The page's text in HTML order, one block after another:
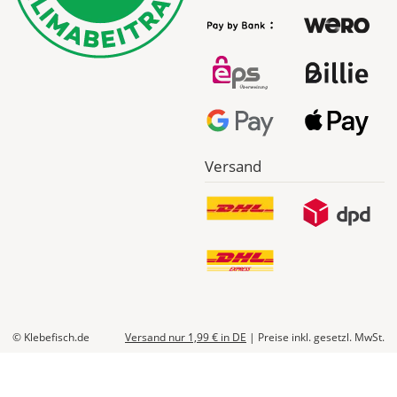
Versand
© Klebefisch.de Versand nur 1,99 € in DE | Preise inkl. gesetzl. MwSt.